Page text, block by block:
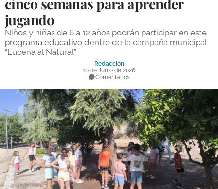
COMPETICIONES
DEPORTE BASE
OPINIÓN
VENTANA CIUDADANA
CÓRDOBA
PROVINCIA
SUBBÉTICA HOY
SALUD
OBRAS
cinco semanas para aprender
jugando
Niños y niñas de 6 a 12 años podrán participar en este
programa educativo dentro de la campaña municipal
“Lucena al Natural”
Redacción
10 de Junio de 2026
Comentarios